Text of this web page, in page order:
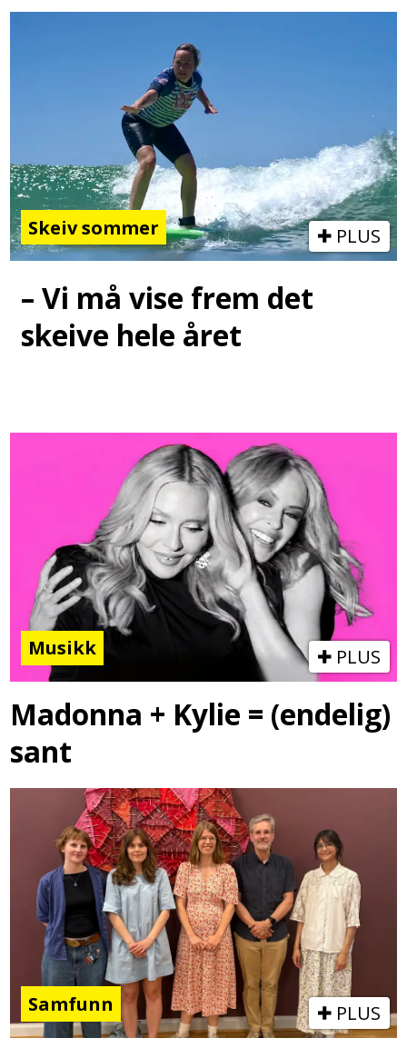
Skeiv sommer PLUS
– Vi må vise frem det
skeive hele året
Musikk PLUS
Madonna + Kylie = (endelig)
sant
Samfunn PLUS